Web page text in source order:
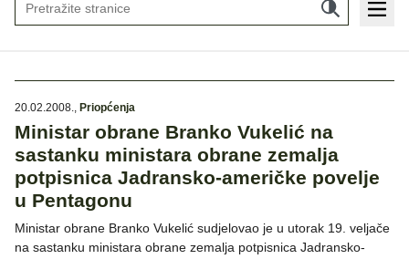
20.02.2008., Priopćenja
Ministar obrane Branko Vukelić na
sastanku ministara obrane zemalja
potpisnica Jadransko-američke povelje
u Pentagonu
Ministar obrane Branko Vukelić sudjelovao je u utorak 19. veljače
na sastanku ministara obrane zemalja potpisnica Jadransko-